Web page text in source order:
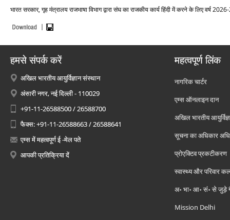
भारत सरकार, गृह मंत्रालय राजभाषा विभाग द्वारा संघ का राजकीय कार्य हिंदी में करने के लिए वर्ष
हमसे संपर्क करें
अखिल भारतीय आयुर्विज्ञान संस्थान
अंसारी नगर, नई दिल्ली - 110029
+91-11-26588500 / 26588700
फैक्स: +91-11-26588663 / 26588641
एम्स में महत्वपूर्ण ई -मेल पते
आपकी प्रतिक्रिया दें
महत्वपूर्ण लिंक
नागरिक चार्टर
एम्स ऑनलाइन दान
अखिल भारतीय
सूचना का अधिकार
प्रोएक्टिव प्रकटीकरण
स्वास्थ्य और परिवार
अ॰ भा॰ आ॰ सं॰ से जुड़े
Mission Delhi